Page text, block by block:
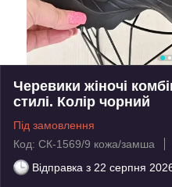
Черевики жіночі
стилі. Колір чорний
Під замовлення
Код: СК-1569/9 кожа/замша
Відправка з 22 серпня